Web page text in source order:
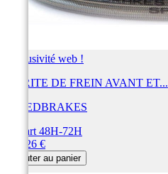
Exclusivité web !
DURITE DE FREIN AVANT ET...
SPEEDBRAKES
Départ 48H-72H
452,26 €
Ajouter au panier